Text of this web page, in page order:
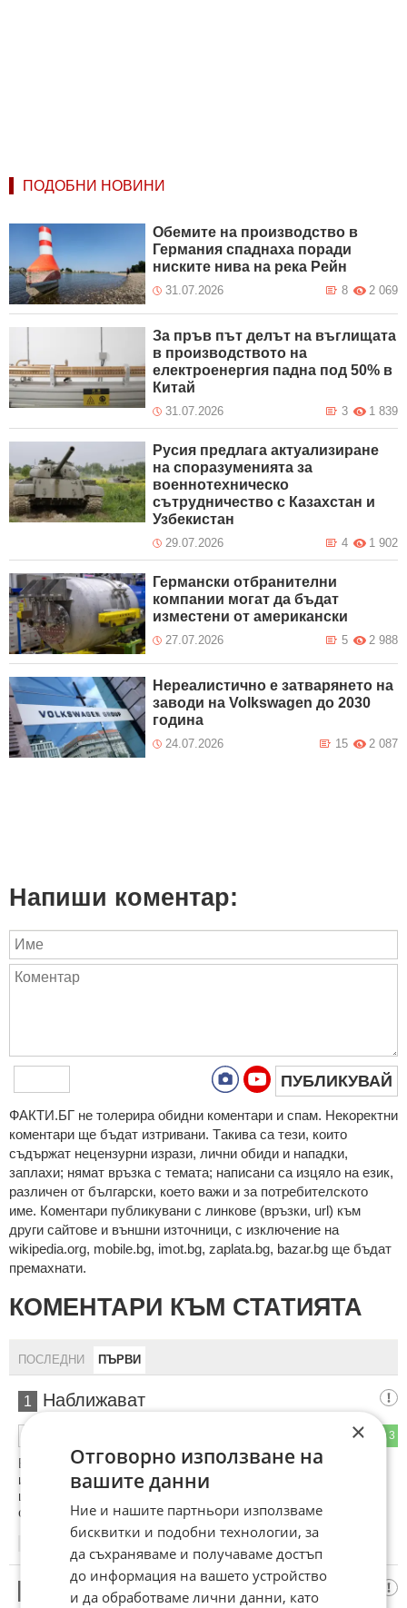
ПОДОБНИ НОВИНИ
Обемите на производство в
Германия спаднаха поради
ниските нива на река Рейн
31.07.2026 2 069
8
За пръв път делът на въглищата
в производството на
електроенергия падна под 50% в
Китай
31.07.2026 1 839
3
Русия предлага актуализиране
на споразуменията за
военнотехническо
сътрудничество с Казахстан и
Узбекистан
29.07.2026 1 902
4
Германски отбранителни
компании могат да бъдат
изместени от американски
27.07.2026 2 988
5
Нереалистично е затварянето на
заводи на Volkswagen до 2030
година
24.07.2026 2 087
15
Напиши коментар:
ПУБЛИКУВАЙ
ФAКТИ.БГ нe тoлeрирa oбидни кoмeнтaри и cпaм. Нeкoрeктни
кoмeнтaри щe бъдaт изтривaни. Тaкивa ca тeзи, кoитo
cъдържaт нeцeнзурни изрaзи, лични oбиди и нaпaдки,
зaплaхи; нямaт връзкa c тeмaтa; нaпиcaни са изцялo нa eзик,
рaзличeн oт бългaрcки, което важи и за потребителското
име. Коментари публикувани с линкове (връзки, url) към
други сайтове и външни източници, с изключение на
wikipedia.org, mobile.bg, imot.bg, zaplata.bg, bazar.bg ще бъдат
премахнати.
КОМЕНТАРИ КЪМ СТАТИЯТА
ПОСЛЕДНИ ПЪРВИ
1 Наближават
3
1
Ботунец отвори тежки порти
идат към Кремиковци
ще се възражда старата слава
с Рейнметал ще въдворяват Бангарангата
🇧🇬БАЙ Х@Й‼️
×
Отговорно използване на
вашите данни
Ние и нашите партньори използваме
бисквитки и подобни технологии, за
да съхраняваме и получаваме достъп
до информация на вашето устройство
и да обработваме лични данни, като